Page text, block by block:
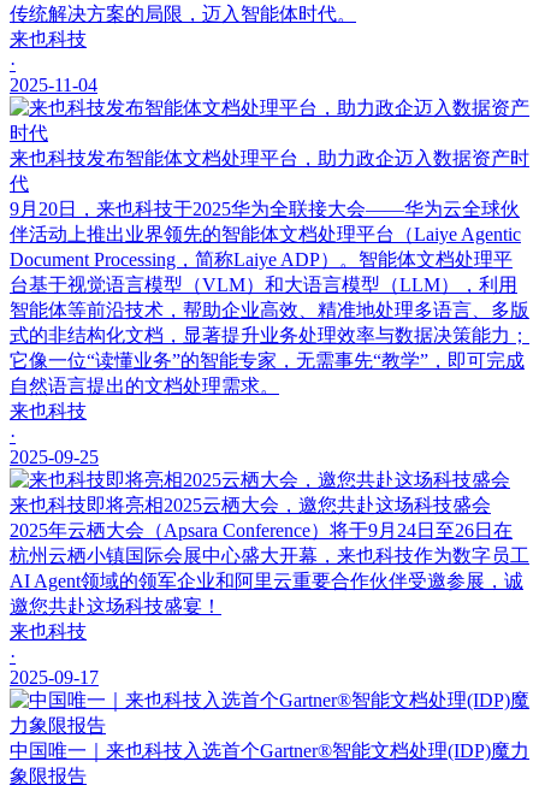
传统解决方案的局限，迈入智能体时代。
来也科技
·
2025-11-04
来也科技发布智能体文档处理平台，助力政企迈入数据资产时
代
9月20日，来也科技于2025华为全联接大会——华为云全球伙
伴活动上推出业界领先的智能体文档处理平台（Laiye Agentic
Document Processing，简称Laiye ADP）。智能体文档处理平
台基于视觉语言模型（VLM）和大语言模型（LLM），利用
智能体等前沿技术，帮助企业高效、精准地处理多语言、多版
式的非结构化文档，显著提升业务处理效率与数据决策能力；
它像一位“读懂业务”的智能专家，无需事先“教学”，即可完成
自然语言提出的文档处理需求。
来也科技
·
2025-09-25
来也科技即将亮相2025云栖大会，邀您共赴这场科技盛会
2025年云栖大会（Apsara Conference）将于9月24日至26日在
杭州云栖小镇国际会展中心盛大开幕，来也科技作为数字员工
AI Agent领域的领军企业和阿里云重要合作伙伴受邀参展，诚
邀您共赴这场科技盛宴！
来也科技
·
2025-09-17
中国唯一｜来也科技入选首个Gartner®智能文档处理(IDP)魔力
象限报告